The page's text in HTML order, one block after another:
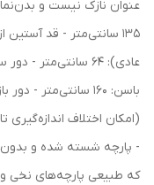
عنوان نازک نیست و
- پارچه شسته شده و
که طبیعی پارچه‌های نخی